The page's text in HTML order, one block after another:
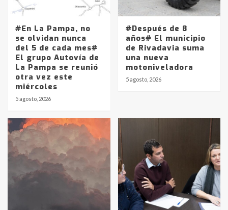
#En La Pampa, no
se olvidan nunca
del 5 de cada mes#
El grupo Autovía de
La Pampa se reunió
otra vez este
miércoles
5 agosto, 2026
#Después de 8
años# El municipio
de Rivadavia suma
una nueva
motoniveladora
5 agosto, 2026